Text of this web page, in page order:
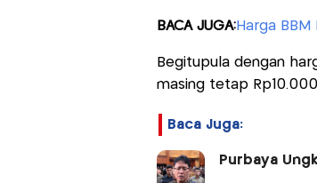
BACA JUGA:Harga BBM
Begitupula dengan
masing tetap
Baca Juga:
Purbaya